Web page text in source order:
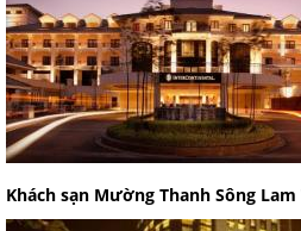
Khách sạn Mường Thanh Sông